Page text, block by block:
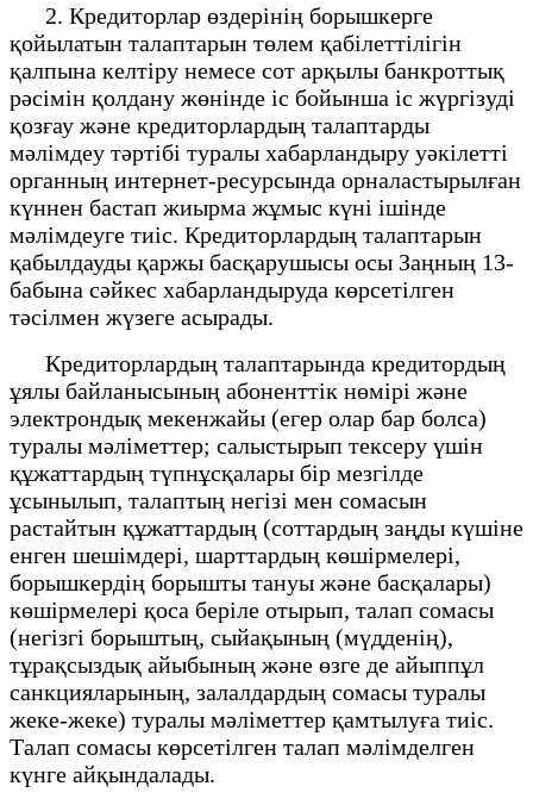
2. Кредиторлар өздерінің борышкерге
қойылатын талаптарын төлем қабілеттілігін
қалпына келтіру немесе сот арқылы банкроттық
рәсімін қолдану жөнінде іс бойынша іс жүргізуді
қозғау және кредиторлардың талаптарды
мәлімдеу тәртібі туралы хабарландыру уәкілетті
органның интернет-ресурсында орналастырылған
күннен бастап жиырма жұмыс күні ішінде
мәлімдеуге тиіс. Кредиторлардың талаптарын
қабылдауды қаржы басқарушысы осы Заңның 13-
бабына сәйкес хабарландыруда көрсетілген
тәсілмен жүзеге асырады.
Кредиторлардың талаптарында кредитордың
ұялы байланысының абоненттік нөмірі және
электрондық мекенжайы (егер олар бар болса)
туралы мәліметтер; салыстырып тексеру үшін
құжаттардың түпнұсқалары бір мезгілде
ұсынылып, талаптың негізі мен сомасын
растайтын құжаттардың (соттардың заңды күшіне
енген шешімдері, шарттардың көшірмелері,
борышкердің борышты тануы және басқалары)
көшірмелері қоса беріле отырып, талап сомасы
(негізгі борыштың, сыйақының (мүдденің),
тұрақсыздық айыбының және өзге де айыппұл
санкцияларының, залалдардың сомасы туралы
жеке-жеке) туралы мәліметтер қамтылуға тиіс.
Талап сомасы көрсетілген талап мәлімделген
күнге айқындалады.